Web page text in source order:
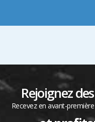
Rejoignez
Recevez en avant-